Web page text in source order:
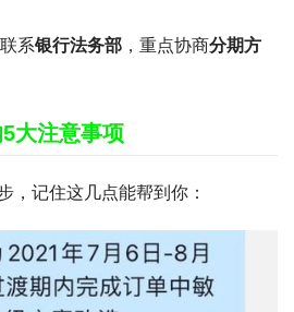
系银行法务部 ，重点协商分期方
大注意事项
，记住这几点能帮到你：